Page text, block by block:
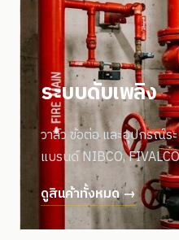
ระบบดับเพลิง
วาล์ว ข้อต่อ และอุปกรณ์
แบรนด์ NIBCO,
ดูสินค้าทั้งหมด →